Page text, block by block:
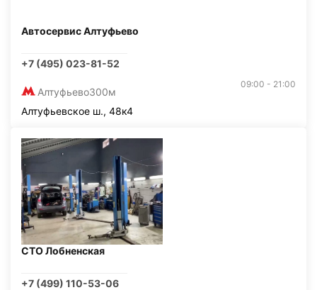
Автосервис Алтуфьево
+7 (495) 023-81-52
Алтуфьево300м
09:00 - 21:00
Алтуфьевское ш., 48к4
СТО Лобненская
+7 (499) 110-53-06